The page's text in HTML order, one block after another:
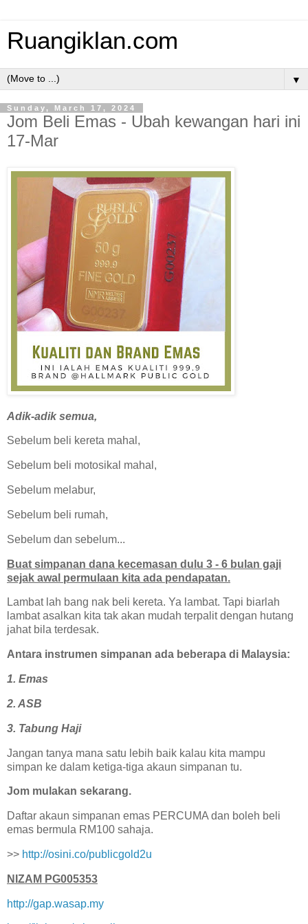
Ruangiklan.com
▼
Sunday, March 17, 2024
Jom Beli Emas - Ubah kewangan hari ini
17-Mar
Adik-adik semua,
Sebelum beli kereta mahal,
Sebelum beli motosikal mahal,
Sebelum melabur,
Sebelum beli rumah,
Sebelum dan sebelum...
Buat simpanan dana kecemasan dulu 3 - 6 bulan gaji
sejak awal permulaan kita ada pendapatan.
Lambat lah bang nak beli kereta. Ya lambat. Tapi biarlah
lambat asalkan kita tak akan mudah terpalit dengan hutang
jahat bila terdesak.
Antara instrumen simpanan ada beberapa di Malaysia:
1. Emas
2. ASB
3. Tabung Haji
Jangan tanya mana satu lebih baik kalau kita mampu
simpan ke dalam ketiga-tiga akaun simpanan tu.
Jom mulakan sekarang.
Daftar akaun simpanan emas PERCUMA dan boleh beli
emas bermula RM100 sahaja.
>> http://osini.co/publicgold2u
NIZAM PG005353
http://gap.wasap.my